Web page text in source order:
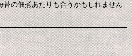
苔の佃煮あたりも合うかもしれません